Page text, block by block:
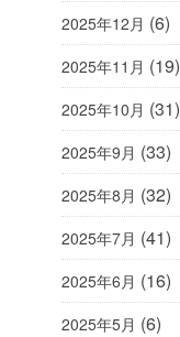
2025年12月 (6)
2025年11月 (19)
2025年10月 (31)
2025年9月 (33)
2025年8月 (32)
2025年7月 (41)
2025年6月 (16)
2025年5月 (6)